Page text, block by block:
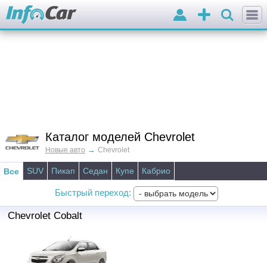
Добавить
объявление
Войти
Каталог моделей Chevrolet
Новые авто → Chevrolet
Все SUV Пикап Седан Купе Кабрио
Быстрый переход:
Chevrolet Cobalt